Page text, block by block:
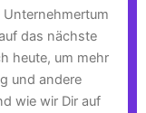
das nächste
heute, um mehr
und andere
wie wir Dir auf